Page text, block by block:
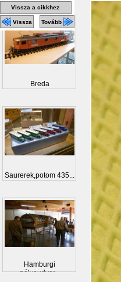
Vissza a cikkhez
Vissza Tovább
Breda
Saurerek,potom 435...
Hamburgi
pályaudvar...